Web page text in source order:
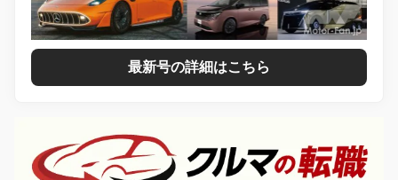
最新号の詳細はこちら